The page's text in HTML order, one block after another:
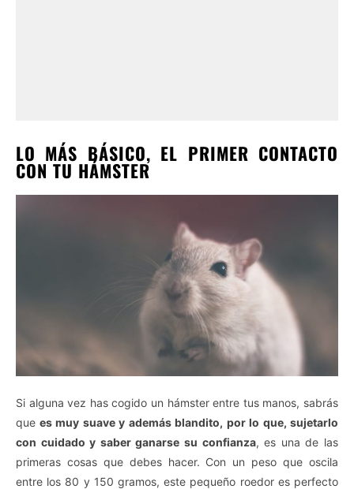
LO MÁS BÁSICO, EL PRIMER CONTACTO
CON TU HÁMSTER
Si alguna vez has cogido un hámster entre tus manos, sabrás
que es muy suave y además blandito, por lo que, sujetarlo
con cuidado y saber ganarse su confianza, es una de las
primeras cosas que debes hacer. Con un peso que oscila
entre los 80 y 150 gramos, este pequeño roedor es perfecto